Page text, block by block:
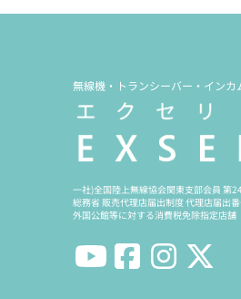
無線機・トランシーバー・インカ
一社)全国陸上無線協会関東支部会員 第
総務省 販売代理店届出制度 代理店届出
外国公館等に対する消費税免除指定店舗